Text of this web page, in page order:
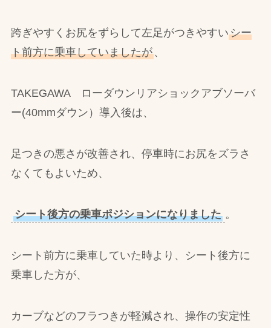
跨ぎやすくお尻をずらして左足がつきやすいシー
ト前方に乗車していましたが、
TAKEGAWA ローダウンリアショックアブソーバ
ー(40mmダウン）導入後は、
足つきの悪さが改善され、停車時にお尻をズラさ
なくてもよいため、
シート後方の乗車ポジションになりました 。
シート前方に乗車していた時より、シート後方に
乗車した方が、
カーブなどのフラつきが軽減され、操作の安定性